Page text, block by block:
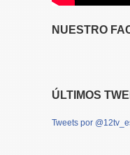
NUESTRO
ÚLTIMOS
Tweets por